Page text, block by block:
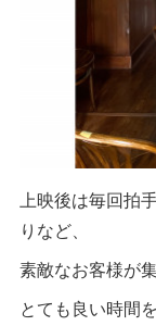
上映後は毎回拍
りなど、
素敵なお客様が
とても良い時間